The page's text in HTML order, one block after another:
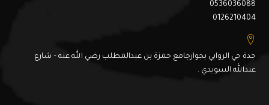
0536036088
0126210404
جدة حي الروابي بجوارجامع حمزة بن عبدالمطلب رضي الله عنه – شارع
عبدالله السويدي .